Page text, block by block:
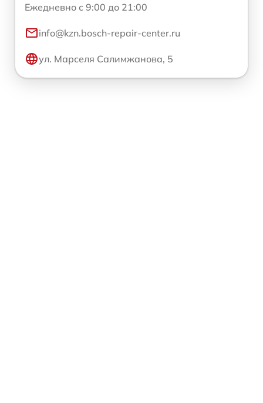
Ежедневно с 9:00 до 21:00
info@kzn.bosch-repair-center.ru
ул. Марселя Салимжанова, 5